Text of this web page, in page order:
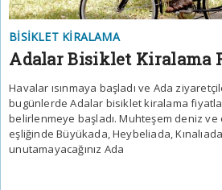
BISIKLET KIRALAMA
Adalar Bisiklet Kiralama
Havalar ısınmaya başladı ve Ada
bugünlerde Adalar bisiklet kiralama
belirlenmeye başladı. Muhteşem deniz ve
eşliğinde Büyükada, Heybeliada,
unutamayacağınız Ada